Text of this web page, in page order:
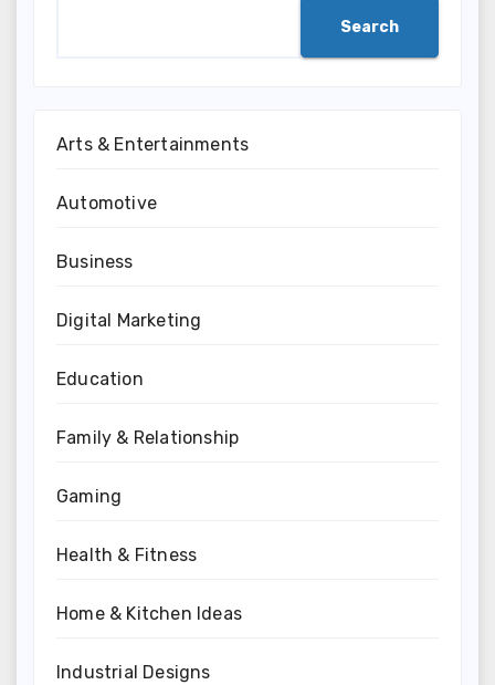
Search
Arts & Entertainments
Automotive
Business
Digital Marketing
Education
Family & Relationship
Gaming
Health & Fitness
Home & Kitchen Ideas
Industrial Designs